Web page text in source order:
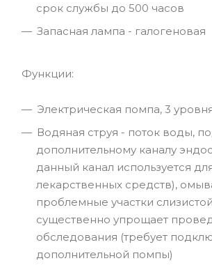
срок службы до 500 часов
Запасная лампа - галогеновая
Функции:
Электрическая помпа, 3
Водяная струя - поток воды,
дополнительному каналу
данный канал используется
лекарственных средств),
проблемные участки
существенно упрощает
обследования (требует
дополнительной помпы)